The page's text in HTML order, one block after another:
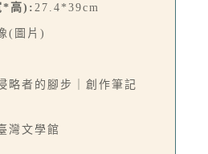
*高): 27.4*39cm
(圖片)
略者的腳步｜創作筆記
灣文學館